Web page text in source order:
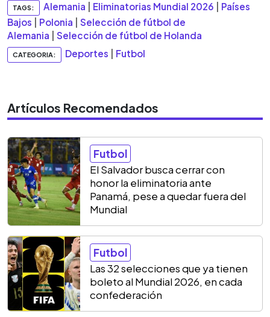
TAGS: Alemania Eliminatorias Mundial 2026
Países
Bajos
Polonia
Selección de fútbol de
Alemania
Selección de fútbol de Holanda
CATEGORIA: Deportes Futbol
Artículos Recomendados
Futbol
El Salvador busca cerrar con
honor la eliminatoria ante
Panamá, pese a quedar fuera del
Mundial
Futbol
Las 32 selecciones que ya tienen
boleto al Mundial 2026, en cada
confederación